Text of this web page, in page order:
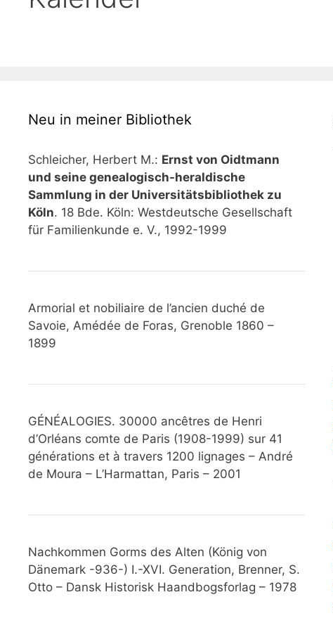
Neu in meiner Bibliothek
Schleicher, Herbert M.: Ernst von Oidtmann
und seine genealogisch-heraldische
Sammlung in der Universitätsbibliothek zu
Köln. 18 Bde. Köln: Westdeutsche Gesellschaft
für Familienkunde e. V., 1992-1999
Armorial et nobiliaire de l’ancien duché de
Savoie, Amédée de Foras, Grenoble 1860 –
1899
GÉNÉALOGIES. 30000 ancêtres de Henri
d’Orléans comte de Paris (1908-1999) sur 41
générations et à travers 1200 lignages – André
de Moura – L’Harmattan, Paris – 2001
Nachkommen Gorms des Alten (König von
Dänemark -936-) I.-XVI. Generation, Brenner, S.
Otto – Dansk Historisk Haandbogsforlag – 1978